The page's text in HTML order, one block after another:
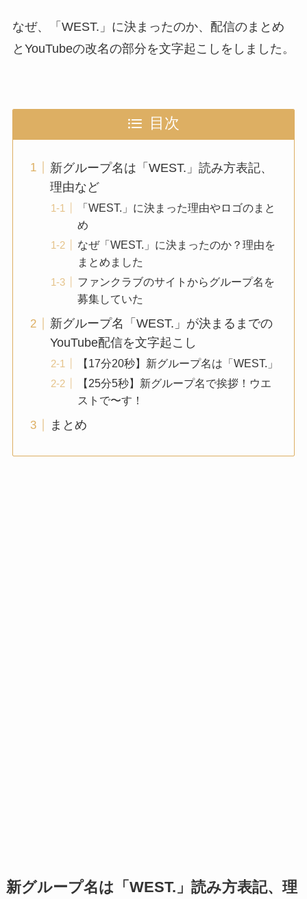
なぜ、「WEST.」に決まったのか、配信のまとめ
とYouTubeの改名の部分を文字起こしをしました。
目次
新グループ名は「WEST.」読み方表記、
理由など
「WEST.」に決まった理由やロゴのまと
め
なぜ「WEST.」に決まったのか？理由を
まとめました
ファンクラブのサイトからグループ名を
募集していた
新グループ名「WEST.」が決まるまでの
YouTube配信を文字起こし
【17分20秒】新グループ名は「WEST.」
【25分5秒】新グループ名で挨拶！ウエ
ストで〜す！
まとめ
新グループ名は「WEST.」読み方表記、理